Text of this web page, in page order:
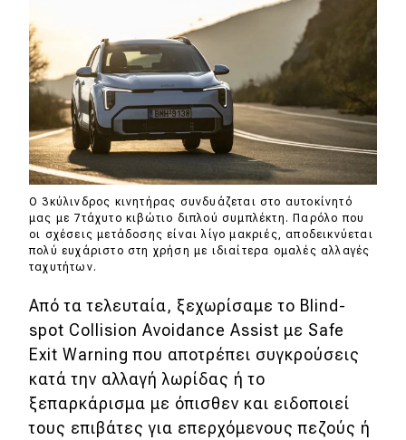
Ο 3κύλινδρος κινητήρας συνδυάζεται στο αυτοκίνητό
μας με 7τάχυτο κιβώτιο διπλού συμπλέκτη. Παρόλο που
οι σχέσεις μετάδοσης είναι λίγο μακριές, αποδεικνύεται
πολύ ευχάριστο στη χρήση με ιδιαίτερα ομαλές αλλαγές
ταχυτήτων.
Από τα τελευταία, ξεχωρίσαμε το Blind-
spot Collision Avoidance Assist με Safe
Exit Warning που αποτρέπει συγκρούσεις
κατά την αλλαγή λωρίδας ή το
ξεπαρκάρισμα με όπισθεν και ειδοποιεί
τους επιβάτες για επερχόμενους πεζούς ή